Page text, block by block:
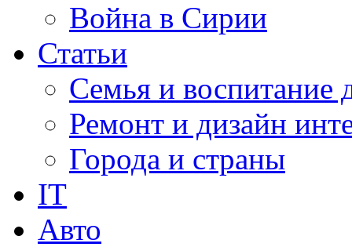
Война в Сирии
Статьи
Семья и воспитание
Ремонт и дизайн
Города и страны
IT
Авто